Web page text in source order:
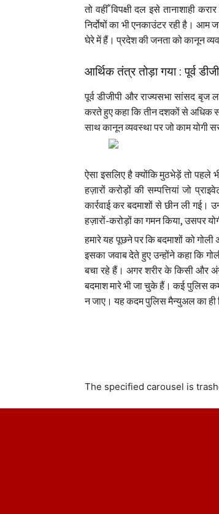
तो वहीँ विपक्षी दल इसे तानाशाही
निर्दोषों का भी एनकाउंटर रही है।
घेरे में हैं। प्रदेश की जनता को कानून
आर्थिक तंत्र तोड़ा गया : पूर्व
पूर्व डीजीपी और राज्यसभा सांसद
करते हुए कहा कि तीन दशकों से अधिक
साथ कानून व्यवस्था पर जो काम योगी
ऐसा इसलिए है क्योंकि मुठभेड़ें तो पहले
हज़ारों करोड़ों की सम्पत्तियां जो
कार्रवाई कर बदमाशों से छीन ली
हज़ारों-करोड़ों का गमन किया, उसपर
हमारे यह पूछने पर कि बदमाशों को
इसका जवाब देते हुए उन्होंने कहा कि
बचा रहे हैं। अगर शरीर के किसी और
बदमाश मारे भी जा चुके हैं। कई पुलिस
न जाए। यह कदम पुलिस मैन्युअल का ही
The specified carousel is